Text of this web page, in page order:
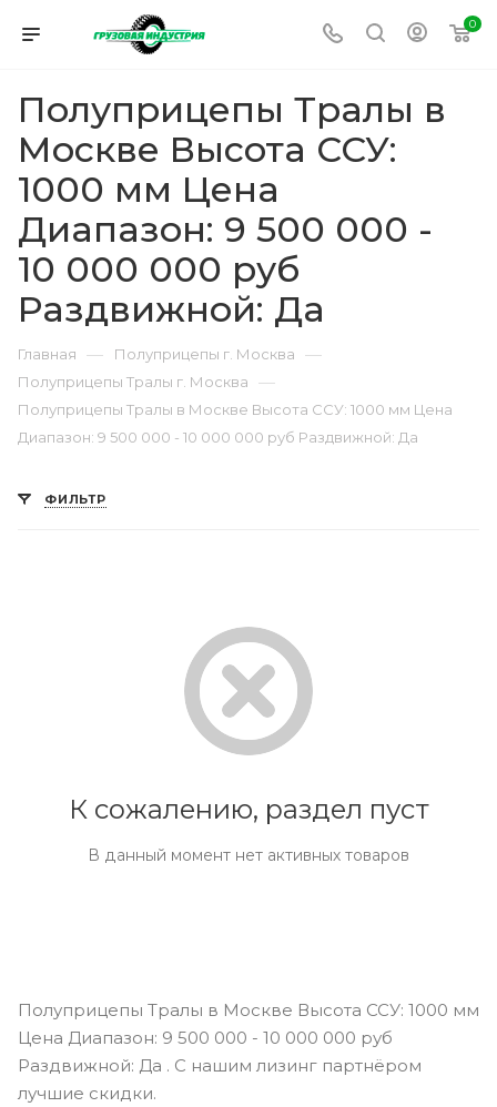
0
Полуприцепы Тралы в
Москве Высота ССУ:
1000 мм Цена
Диапазон: 9 500 000 -
10 000 000 руб
Раздвижной: Да
Главная — Полуприцепы г. Москва —
Полуприцепы Тралы г. Москва —
Полуприцепы Тралы в Москве Высота ССУ: 1000 мм Цена
Диапазон: 9 500 000 - 10 000 000 руб Раздвижной: Да
ФИЛЬТР
К сожалению, раздел пуст
В данный момент нет активных товаров
Полуприцепы Тралы в Москве Высота ССУ: 1000 мм
Цена Диапазон: 9 500 000 - 10 000 000 руб
Раздвижной: Да . С нашим лизинг партнёром
лучшие скидки.